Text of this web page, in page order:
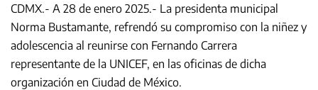
CDMX.- A 28 de enero 2025.- La presidenta municipal
Norma Bustamante, refrendó su compromiso con la niñez y
adolescencia al reunirse con Fernando Carrera
representante de la UNICEF, en las oficinas de dicha
organización en Ciudad de México.